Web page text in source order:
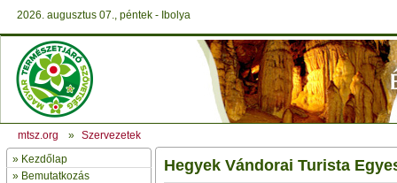
2026. augusztus 07., péntek - Ibolya
mtsz.org » Szervezetek
» Kezdőlap
» Bemutatkozás
Hegyek Vándorai Turista